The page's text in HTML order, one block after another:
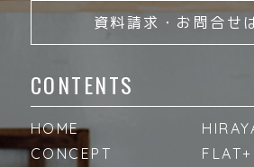
資料請求・お問合せ
CONTENTS
HOME
CONCEPT
FLAT+